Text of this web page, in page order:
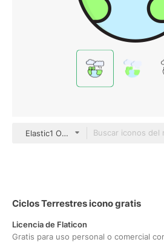
Elastic1 Outline Color
Ciclos Terrestres icono gratis
Licencia de Flaticon
Gratis para uso personal o comercial